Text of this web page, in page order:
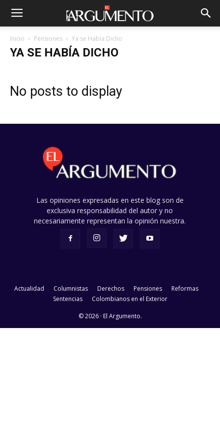
Inicio Pensiones Ya se Había Dicho
YA SE HABÍA DICHO
No posts to display
Las opiniones expresadas en este blog son de
exclusiva responsabilidad del autor y no
necesariamente representan la opinión nuestra.
Actualidad Columnistas Derechos Pensiones
Reformas
Sentencias
Colombianos en el Exterior
© 2026 · El Argumento.